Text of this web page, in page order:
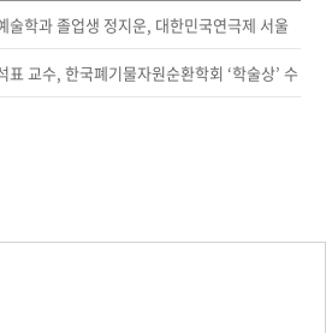
술학과 졸업생 정지운, 대한민국연극제 서울
상 수상
표 교수, 한국폐기물자원순환학회 ‘학술상’ 수